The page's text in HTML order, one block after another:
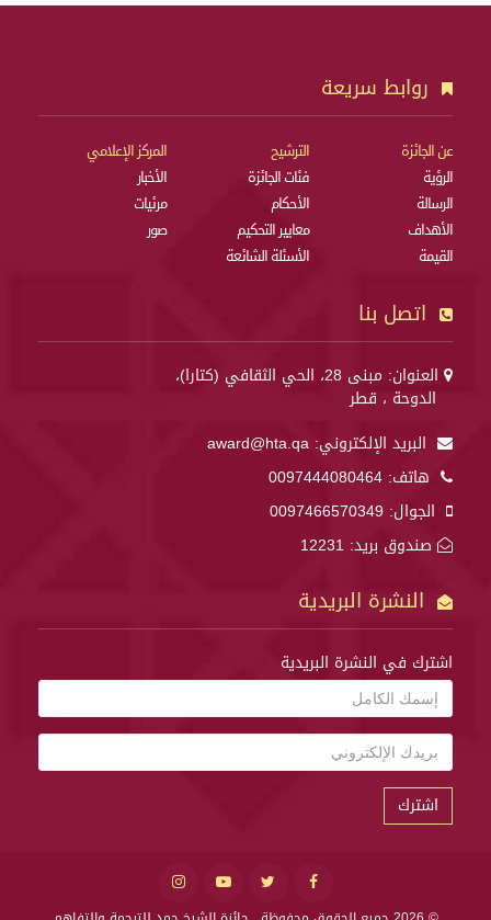
روابط سريعة
عن الجائزة
الرؤية
الرسالة
الأهداف
القيمة
الترشيح
فئات الجائزة
الأحكام
معايير التحكيم
الأسئلة الشائعة
المركز الإعلامي
الأخبار
مرئيات
صور
اتصل بنا
العنوان: مبنى 28، الحي الثقافي (كتارا)،
الدوحة ، قطر
البريد الإلكتروني: award@hta.qa
هاتف: 0097444080464
الجوال: 0097466570349
صندوق بريد: 12231
النشرة البريدية
اشترك في النشرة البريدية
اشترك